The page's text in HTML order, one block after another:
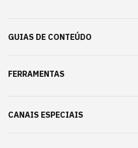
GUIAS DE CONTEÚDO
FERRAMENTAS
CANAIS ESPECIAIS